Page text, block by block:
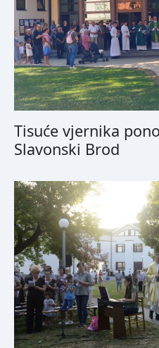
Tisuće vjernika
Slavonski Brod